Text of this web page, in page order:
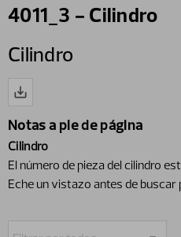
4011_3 - Cilindro
Cilindro
Notas a pie de página
Cilindro
El número de pieza del cilindro
Eche un vistazo antes de buscar